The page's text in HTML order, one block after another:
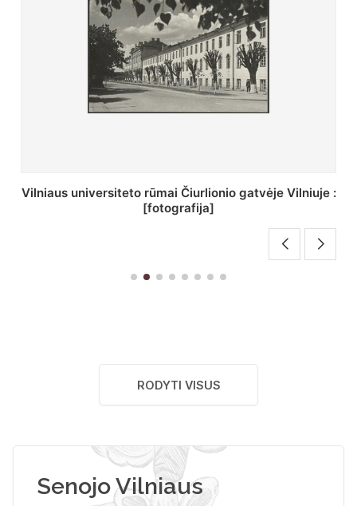
St. Batoro universiteto J. Pilsudskio kolegija :
[fotografija]
RODYTI VISUS
Senojo Vilniaus